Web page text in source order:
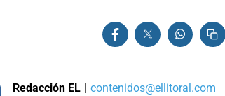
Redacción EL | contenidos@ellitoral.com